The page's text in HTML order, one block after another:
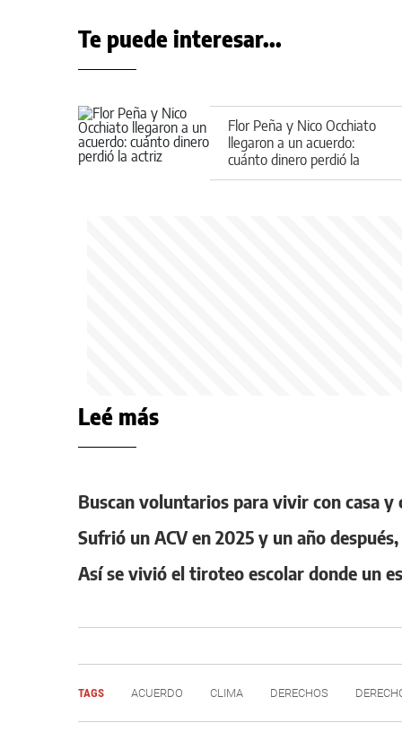
Te puede interesar...
Flor Peña y Nico Occhiato
llegaron a un acuerdo:
cuánto dinero perdió la
actriz
Leé más
Buscan voluntarios para vivir con casa
Sufrió un ACV en 2025 y un año
Así se vivió el tiroteo escolar donde un
TAGS ACUERDO CLIMA DERECHOS